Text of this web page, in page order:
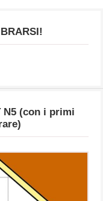
N5 (con i primi